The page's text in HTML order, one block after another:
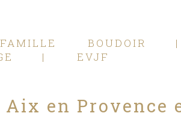
FAMILLE
BOUDOIR
EVJF
en Provence